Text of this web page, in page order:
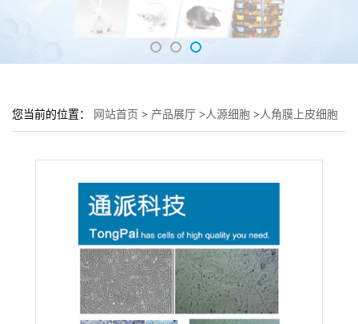
您当前的位置： 网站首页 > 产品展厅 >人源细胞 >人角膜上皮细胞